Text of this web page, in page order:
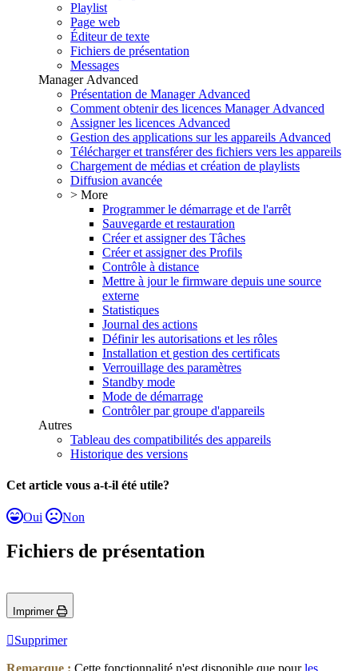
Playlist
Page web
Éditeur de texte
Fichiers de présentation
Messages
Manager Advanced
Présentation de Manager Advanced
Comment obtenir des licences Manager Advanced
Assigner les licences Advanced
Gestion des applications sur les appareils Advanced
Télécharger et transférer des fichiers vers les appareils
Chargement de médias et création de playlists
Diffusion avancée
> More
Programmer le démarrage et de l'arrêt
Sauvegarde et restauration
Créer et assigner des Tâches
Créer et assigner des Profils
Contrôle à distance
Mettre à jour le firmware depuis une source
externe
Statistiques
Journal des actions
Définir les autorisations et les rôles
Installation et gestion des certificats
Verrouillage des paramètres
Standby mode
Mode de démarrage
Contrôler par groupe d'appareils
Autres
Tableau des compatibilités des appareils
Historique des versions
Cet article vous a-t-il été utile?
Oui Non
Fichiers de présentation
Imprimer
Supprimer
Remarque : Cette fonctionnalité n'est disponible que pourles